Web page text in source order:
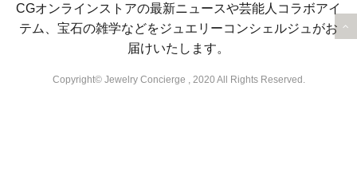
CGオンラインストアの最新ニュースや芸能人コラボアイ
テム、宝石の雑学などをジュエリーコンシェルジュがお
届けいたします。
Copyright© Jewelry Concierge , 2020 All Rights Reserved.